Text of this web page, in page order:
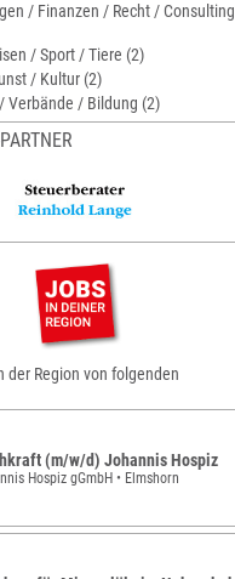
/ Finanzen / Recht / Consulting
/ Sport / Tiere (2)
/ Kultur (2)
Verbände / Bildung (2)
der Region von folgenden
(m/w/d) Johannis Hospiz
Hospiz gGmbH • Elmshorn